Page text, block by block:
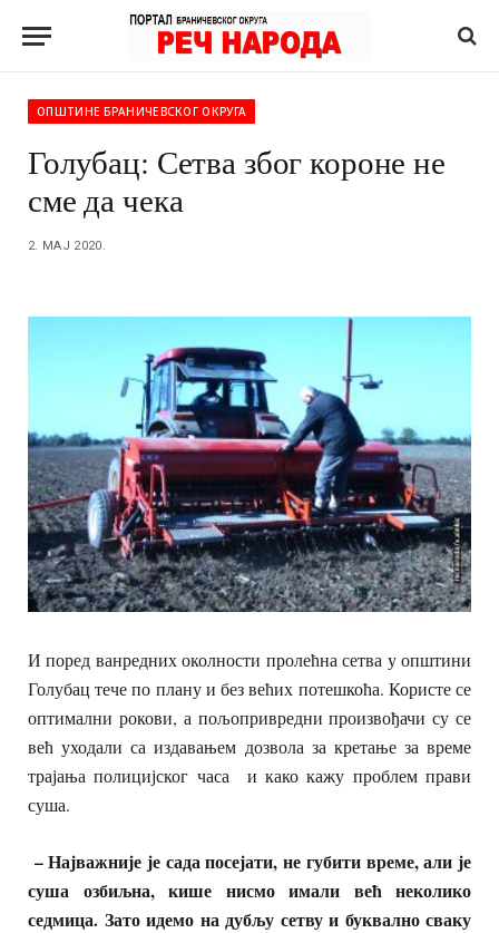
ОПШТИНЕ БРАНИЧЕВСКОГ ОКРУГА
Голубац: Сетва због короне не
сме да чека
2. МАЈ 2020.
И поред ванредних околности пролећна сетва у општини
Голубац тече по плану и без већих потешкоћа. Користе се
оптимални рокови, а пољопривредни произвођачи су се
већ уходали са издавањем дозвола за кретање за време
трајања полицијског часа и како кажу проблем прави
суша.
– Најважније је сада посејати, не губити време, али је
суша озбиљна, кише нисмо имали већ неколико
седмица. Зато идемо на дубљу сетву и буквално сваку